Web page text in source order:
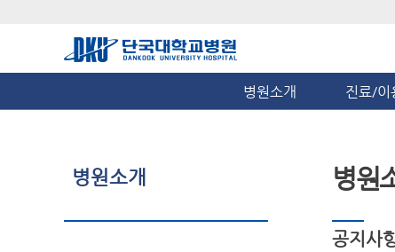
병원소개 진료/이
병원소개 병원
공지사